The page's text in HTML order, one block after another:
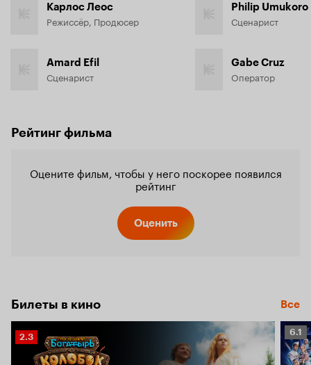
Карлос Леос
Режиссёр, Продюсер
Amard Efil
Сценарист
Philip Umukoro
Сценарист
Gabe Cruz
Оператор
Рейтинг фильма
Оцените фильм, чтобы у него поскорее появился
рейтинг
Оценить
Билеты в кино Все
Рейтинг
Кинопоиска
2.3
6.1
6.1